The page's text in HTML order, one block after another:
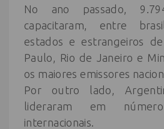
No ano passado,
capacitaram, entre
estados e estrangeiros
Paulo, Rio de Janeiro e
os maiores emissores
Por outro lado,
lideraram em
internacionais.